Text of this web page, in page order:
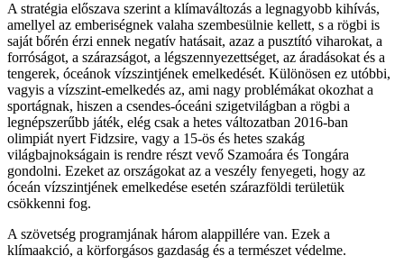
A stratégia előszava szerint a klímaváltozás a legnagyobb kihívás,
amellyel az emberiségnek valaha szembesülnie kellett, s a rögbi is
saját bőrén érzi ennek negatív hatásait, azaz a pusztító viharokat, a
forróságot, a szárazságot, a légszennyezettséget, az áradásokat és a
tengerek, óceánok vízszintjének emelkedését. Különösen ez utóbbi,
vagyis a vízszint-emelkedés az, ami nagy problémákat okozhat a
sportágnak, hiszen a csendes-óceáni szigetvilágban a rögbi a
legnépszerűbb játék, elég csak a hetes változatban 2016-ban
olimpiát nyert Fidzsire, vagy a 15-ös és hetes szakág
világbajnokságain is rendre részt vevő Szamoára és Tongára
gondolni. Ezeket az országokat az a veszély fenyegeti, hogy az
óceán vízszintjének emelkedése esetén szárazföldi területük
csökkenni fog.
A szövetség programjának három alappillére van. Ezek a
klímaakció, a körforgásos gazdaság és a természet védelme.